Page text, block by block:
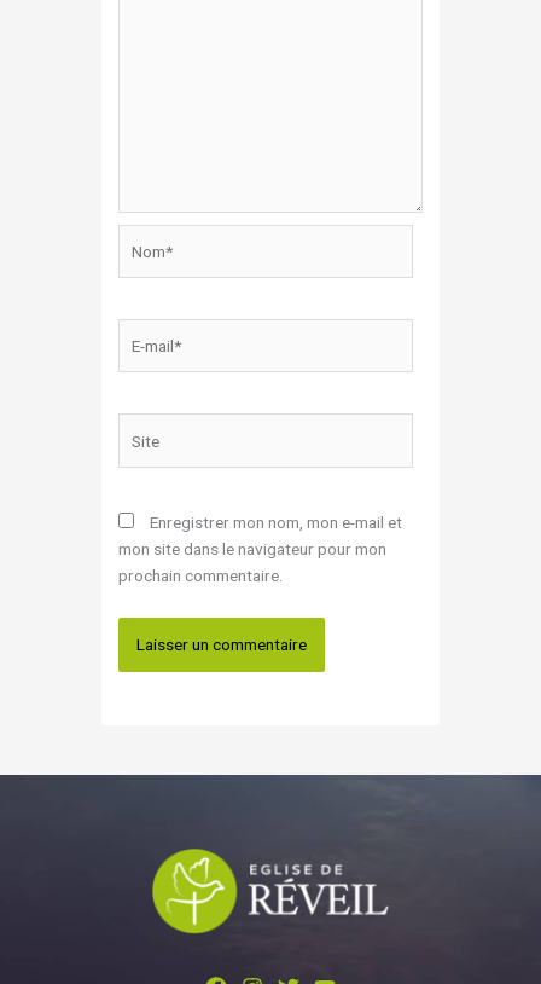
mail*
Enregistrer mon nom, mon e-mail et
mon site dans le navigateur pour mon
prochain commentaire.